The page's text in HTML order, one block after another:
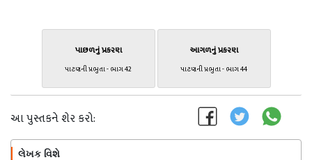
પાછળનું પ્રકરણ
પાટણની પ્રભુતા - ભાગ 42
આગળનું પ્રકરણ
પાટણની પ્રભુતા - ભાગ 44
આ પુસ્તકને શેર કરો:
લેખક વિશે